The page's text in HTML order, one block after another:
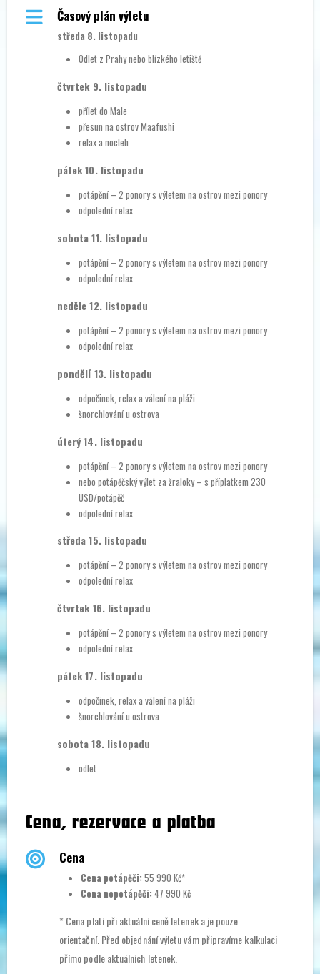
Časový plán výletu
středa 8. listopadu
Odlet z Prahy nebo blízkého letiště
čtvrtek 9. listopadu
přílet do Male
přesun na ostrov Maafushi
relax a nocleh
pátek 10. listopadu
potápění – 2 ponory s výletem na ostrov mezi ponory
odpolední relax
sobota 11. listopadu
potápění – 2 ponory s výletem na ostrov mezi ponory
odpolední relax
neděle 12. listopadu
potápění – 2 ponory s výletem na ostrov mezi ponory
odpolední relax
pondělí 13. listopadu
odpočinek, relax a válení na pláži
šnorchlování u ostrova
úterý 14. listopadu
potápění – 2 ponory s výletem na ostrov mezi ponory
nebo potápěčský výlet za žraloky – s příplatkem 230
USD/potápěč
odpolední relax
středa 15. listopadu
potápění – 2 ponory s výletem na ostrov mezi ponory
odpolední relax
čtvrtek 16. listopadu
potápění – 2 ponory s výletem na ostrov mezi ponory
odpolední relax
pátek 17. listopadu
odpočinek, relax a válení na pláži
šnorchlování u ostrova
sobota 18. listopadu
odlet
Cena, rezervace a platba
Cena
Cena potápěči: 55 990 Kč*
Cena nepotápěči: 47 990 Kč
* Cena platí při aktuální ceně letenek a je pouze
orientační. Před objednání výletu vám připravíme kalkulaci
přímo podle aktuálních letenek.